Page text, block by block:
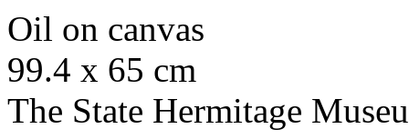
Oil on canvas
99.4 x 65 cm
The State Hermitage